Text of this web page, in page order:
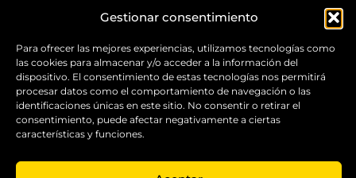
Gestionar consentimiento
Para ofrecer las mejores experiencias, utilizamos tecnologías como
las cookies para almacenar y/o acceder a la información del
dispositivo. El consentimiento de estas tecnologías nos permitirá
procesar datos como el comportamiento de navegación o las
identificaciones únicas en este sitio. No consentir o retirar el
consentimiento, puede afectar negativamente a ciertas
características y funciones.
deportivos
para todas las
disciplinas,
garantizando
la calidad y el
de contacto
Mapa del
sitio